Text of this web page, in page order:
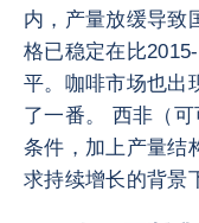
内，产量放缓导致
格已稳定在比
平。咖啡市场也出
了一番。 西非（
条件，加上产量结
求持续增长的背景